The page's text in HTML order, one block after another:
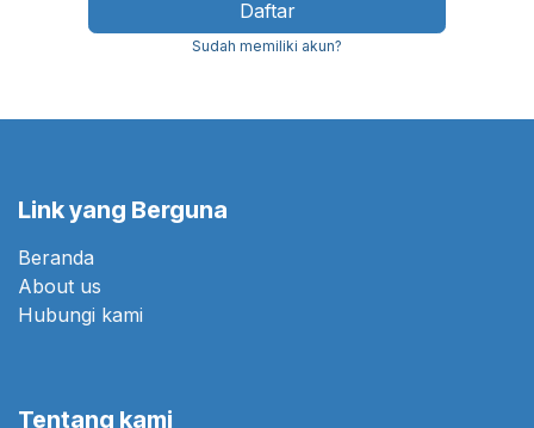
Daftar
Sudah memiliki akun?
Link yang Berguna
Beranda
About us
Hubungi kami
Tentang kami